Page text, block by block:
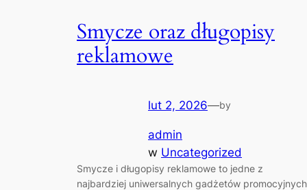
Smycze oraz długopisy
reklamowe
lut 2, 2026—by
admin
w Uncategorized
Smycze i długopisy reklamowe to jedne z
najbardziej uniwersalnych gadżetów